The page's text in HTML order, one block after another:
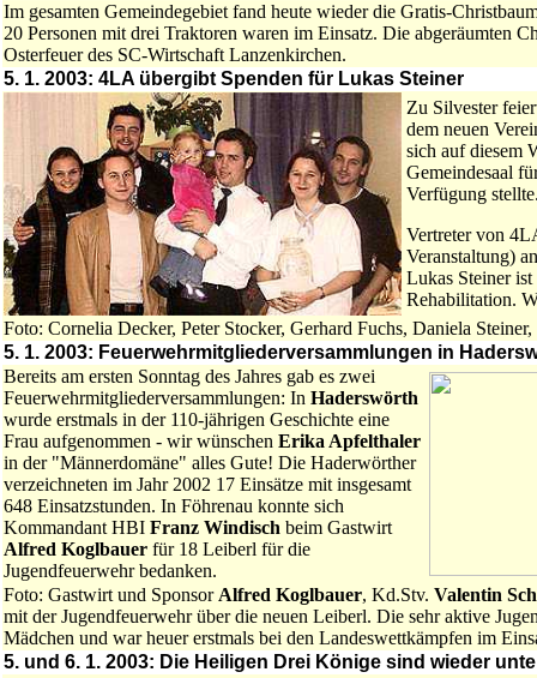
Im gesamten Gemeindegebiet fand heute wieder die Gratis-
20 Personen mit drei Traktoren waren im Einsatz. Die abgeräumten
Osterfeuer des SC-Wirtschaft Lanzenkirchen.
5. 1. 2003: 4LA übergibt Spenden für Lukas Steiner
Zu Silvester
dem neuen
sich auf diesem
Gemeindesaal
Verfügung
Vertreter von
Veranstaltung)
Lukas Steiner
Rehabilitation.
Foto: Cornelia Decker, Peter Stocker, Gerhard Fuchs, Daniela
5. 1. 2003: Feuerwehrmitgliederversammlungen in
Bereits am ersten Sonntag des Jahres gab es zwei
Feuerwehrmitgliederversammlungen: In Haderswörth
wurde erstmals in der 110-jährigen Geschichte eine
Frau aufgenommen - wir wünschen Erika Apfelthaler
in der "Männerdomäne" alles Gute! Die Haderwörther
verzeichneten im Jahr 2002 17 Einsätze mit insgesamt
648 Einsatzstunden. In Föhrenau konnte sich
Kommandant HBI Franz Windisch beim Gastwirt
Alfred Koglbauer für 18 Leiberl für die
Jugendfeuerwehr bedanken.
Foto: Gastwirt und Sponsor Alfred Koglbauer, Kd.Stv. Valentin
mit der Jugendfeuerwehr über die neuen Leiberl. Die sehr aktive
Mädchen und war heuer erstmals bei den Landeswettkämpfen im
5. und 6. 1. 2003: Die Heiligen Drei Könige sind wieder